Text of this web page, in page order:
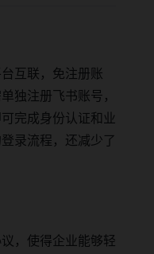
互联，免注册账
独注册飞书账号，
完成身份认证和业
录流程，还减少了
，使得企业能够轻